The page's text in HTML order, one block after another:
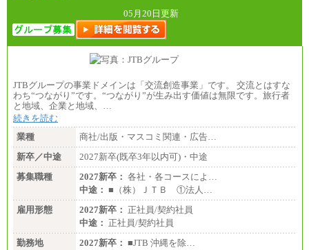
05月20日更新
JTBグループの事業ドメインは「交流創造事業」です。 交流とはすな
わち“つながり”です。“つながり”が生み出す価値は無限です。旅行者
と地域、企業と地域、…
続きを読む
業種
商社/出版・マスコミ関連・広告…
新卒／中途
2027新卒(既卒3年以内可)・中途
募集職種
2027新卒： 各社・各コースによ…
中途： ■（株）ＪＴＢ ①法人…
雇用形態
2027新卒： 正社員/契約社員
中途： 正社員/契約社員
勤務地
2027新卒： ■JTB 沖縄を除…